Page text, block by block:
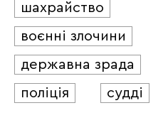
шахрайство
воєнні злочини
державна зрада
поліція
судді